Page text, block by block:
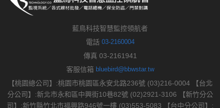
藍鳥科技智慧監控領航者
電話 03-2160004
傳真 03-2161941
客服信箱 bluebird@bbwstar.tw
【桃園總公司】:桃園市桃園區永安北路236號 (03)216-0004 【台北
分公司】:新北市永和區中興街10巷82號 (02)2921-3106 【新竹分公
司】:新竹縣竹北市福興路946號一樓 (03)553-5083 【台中分公司】: